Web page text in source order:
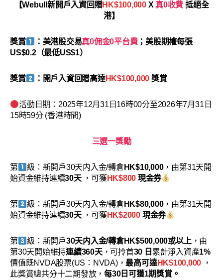
【Webull新開戶入資回贈HK$100,000X 真0收費 抵絕全
港】
獎賞 ：美港股交易真0佣金0平台費；美股期權每張
US$0.2（最低US$1）
獎賞 ：開戶入資回贈高達HK$100,000 獎賞
活動日期：2025年12月31日16時00分至2026年7月31日
15時59分 (香港時間)
三選一獎勵
第 級：新開戶30天内入金/轉倉HK$10,000，由第31天開
始資金維持連續30天，可獲 HK$800 現金券
第 級：新開戶30天内入金/轉倉HK$80,000，由第31天開
始資金維持連續30天，可獲 HK$2000現金券
第 級：新開戶30天内入金/轉倉HK$500,000或以上 ，由
第30天開始維持連續360天，可拎首30 日 累計淨入資產1%
價值既NVDA股票(US：NVDA)， 最高可達HK$100,000 ，
此獎賞總共分十二期發放，每30日可獲1期獎賞。